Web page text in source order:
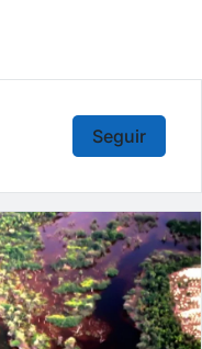
Seguir